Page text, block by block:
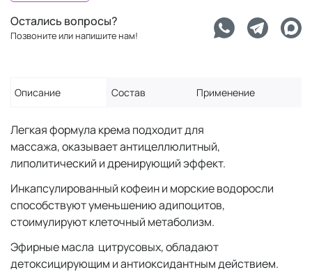
Остались вопросы?
Позвоните или напишите нам!
Описание Состав Применение
Легкая формула крема подходит для
массажа, оказывает антицеллюлитный,
липолитический и дренирующий эффект.
Инкапсулированный кофеин и морские водоросли
способствуют уменьшению адипоцитов,
стоимулируют клеточный метаболизм.
Эфирные масла цитрусовых, обладают
детоксицирующим и антиоксидантным действием.